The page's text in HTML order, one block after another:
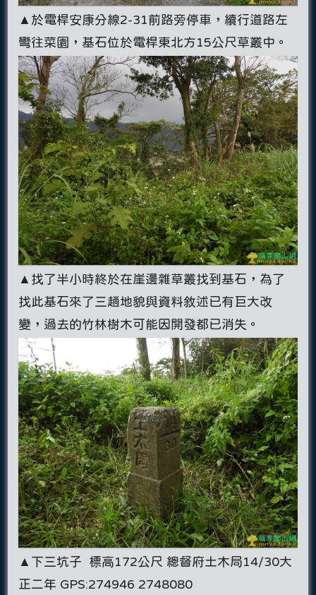
▲於電桿安康分線2-31前路旁停車，續行道路左
彎往菜園，基石位於電桿東北方15公尺草叢中。
▲找了半小時終於在崖邊雜草叢找到基石，為了
找此基石來了三趟地貌與資料敘述已有巨大改
變，過去的竹林樹木可能因開發都已消失。
▲下三坑子 標高172公尺 總督府土木局14/30大
正二年 GPS:274946 2748080